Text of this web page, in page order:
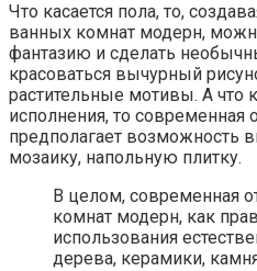
Что касается пола, то,
ванных комнат модерн,
фантазию и сделать
красоваться вычурный
растительные мотивы. А что
исполнения, то современная
предполагает возможность
мозаику, напольную плитку.
В целом, современная
комнат модерн, как
использования
дерева, керамики,